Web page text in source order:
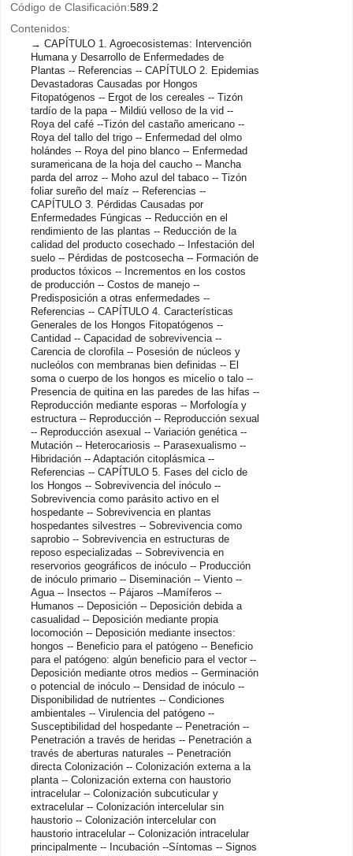
Código de Clasificación:589.2
Contenidos:
CAPÍTULO 1. Agroecosistemas: Intervención
Humana y Desarrollo de Enfermedades de
Plantas -- Referencias -- CAPÍTULO 2. Epidemias
Devastadoras Causadas por Hongos
Fitopatógenos -- Ergot de los cereales -- Tizón
tardío de la papa -- Mildiú velloso de la vid --
Roya del café --Tizón del castaño americano --
Roya del tallo del trigo -- Enfermedad del olmo
holándes -- Roya del pino blanco -- Enfermedad
suramericana de la hoja del caucho -- Mancha
parda del arroz -- Moho azul del tabaco -- Tizón
foliar sureño del maíz -- Referencias --
CAPÍTULO 3. Pérdidas Causadas por
Enfermedades Fúngicas -- Reducción en el
rendimiento de las plantas -- Reducción de la
calidad del producto cosechado -- Infestación del
suelo -- Pérdidas de postcosecha -- Formación de
productos tóxicos -- Incrementos en los costos
de producción -- Costos de manejo --
Predisposición a otras enfermedades --
Referencias -- CAPÍTULO 4. Características
Generales de los Hongos Fitopatógenos --
Cantidad -- Capacidad de sobrevivencia --
Carencia de clorofila -- Posesión de núcleos y
nucleólos con membranas bien definidas -- El
soma o cuerpo de los hongos es micelio o talo --
Presencia de quitina en las paredes de las hifas --
Reproducción mediante esporas -- Morfología y
estructura -- Reproducción -- Reproducción sexual
-- Reproducción asexual -- Variación genética --
Mutación -- Heterocariosis -- Parasexualismo --
Hibridación -- Adaptación citoplásmica --
Referencias -- CAPÍTULO 5. Fases del ciclo de
los Hongos -- Sobrevivencia del inóculo --
Sobrevivencia como parásito activo en el
hospedante -- Sobrevivencia en plantas
hospedantes silvestres -- Sobrevivencia como
saprobio -- Sobrevivencia en estructuras de
reposo especializadas -- Sobrevivencia en
reservorios geográficos de inóculo -- Producción
de inóculo primario -- Diseminación -- Viento --
Agua -- Insectos -- Pájaros --Mamíferos --
Humanos -- Deposición -- Deposición debida a
casualidad -- Deposición mediante propia
locomoción -- Deposición mediante insectos:
hongos -- Beneficio para el patógeno -- Beneficio
para el patógeno: algún beneficio para el vector --
Deposición mediante otros medios -- Germinación
o potencial de inóculo -- Densidad de inóculo --
Disponibilidad de nutrientes -- Condiciones
ambientales -- Virulencia del patógeno --
Susceptibilidad del hospedante -- Penetración --
Penetración a través de heridas -- Penetración a
través de aberturas naturales -- Penetración
directa Colonización -- Colonización externa a la
planta -- Colonización externa con haustorio
intracelular -- Colonización subcuticular y
extracelular -- Colonización intercelular sin
haustorio -- Colonización intercelular con
haustorio intracelular -- Colonización intracelular
principalmente -- Incubación --Síntomas -- Signos